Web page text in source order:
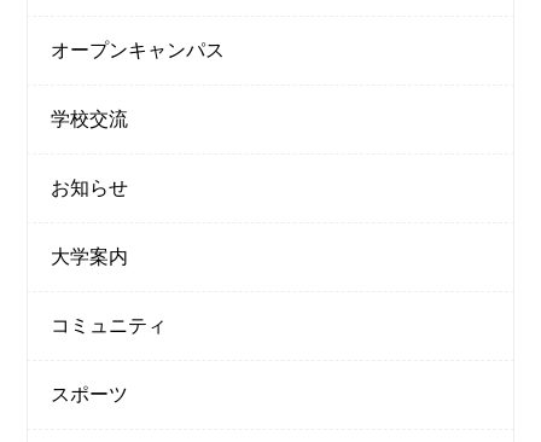
オープンキャンパス
学校交流
お知らせ
大学案内
コミュニティ
スポーツ